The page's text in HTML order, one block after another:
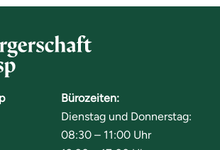
Bürozeiten:
Dienstag und Donnerstag:
08:30 – 11:00 Uhr